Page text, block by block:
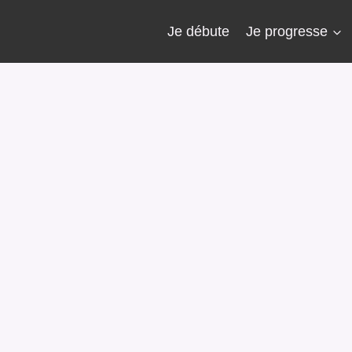
Je débute Je progresse